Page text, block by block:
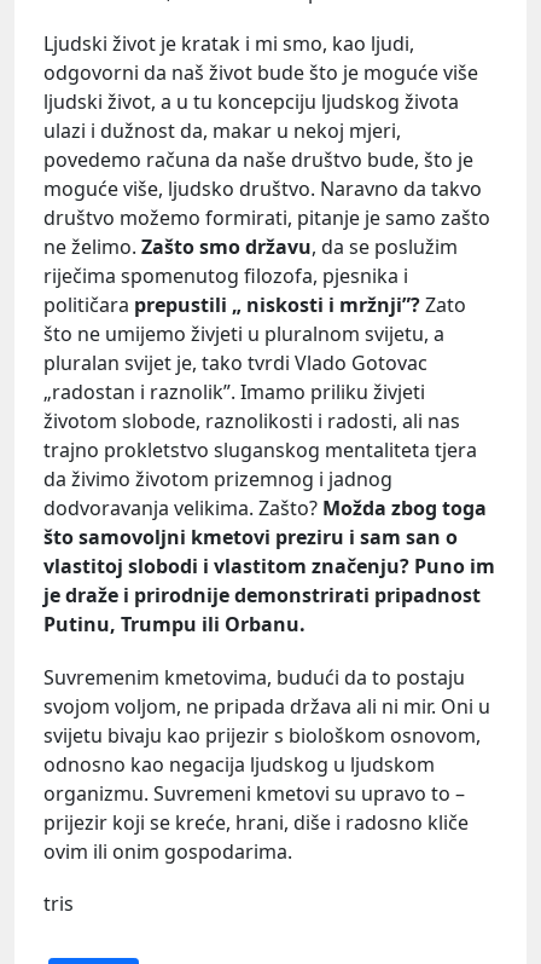
Ljudski život je kratak i mi smo, kao ljudi,
odgovorni da naš život bude što je moguće više
ljudski život, a u tu koncepciju ljudskog života
ulazi i dužnost da, makar u nekoj mjeri,
povedemo računa da naše društvo bude, što je
moguće više, ljudsko društvo. Naravno da takvo
društvo možemo formirati, pitanje je samo zašto
ne želimo. Zašto smo državu, da se poslužim
riječima spomenutog filozofa, pjesnika i
političara prepustili „ niskosti i mržnji”?Zato
što ne umijemo živjeti u pluralnom svijetu, a
pluralan svijet je, tako tvrdi Vlado Gotovac
„radostan i raznolik”. Imamo priliku živjeti
životom slobode, raznolikosti i radosti, ali nas
trajno prokletstvo sluganskog mentaliteta tjera
da živimo životom prizemnog i jadnog
dodvoravanja velikima. Zašto? Možda zbog toga
što samovoljni kmetovi preziru i sam san o
vlastitoj slobodi i vlastitom značenju? Puno im
je draže i prirodnije demonstrirati pripadnost
Putinu, Trumpu ili Orbanu.
Suvremenim kmetovima, budući da to postaju
svojom voljom, ne pripada država ali ni mir. Oni u
svijetu bivaju kao prijezir s biološkom osnovom,
odnosno kao negacija ljudskog u ljudskom
organizmu. Suvremeni kmetovi su upravo to –
prijezir koji se kreće, hrani, diše i radosno kliče
ovim ili onim gospodarima.
tris